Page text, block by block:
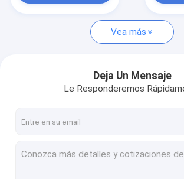
El calentador es el alisador del cabello
Bigudí de pelo eléctrico
Vea más
Deja Un Mensaje
Le Responderemos